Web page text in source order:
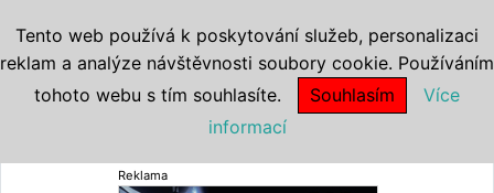
Reklama
Tento web používá k poskytování služeb, personalizaci
reklam a analýze návštěvnosti soubory cookie. Používáním
tohoto webu s tím souhlasíte.
Souhlasím
Více
informací